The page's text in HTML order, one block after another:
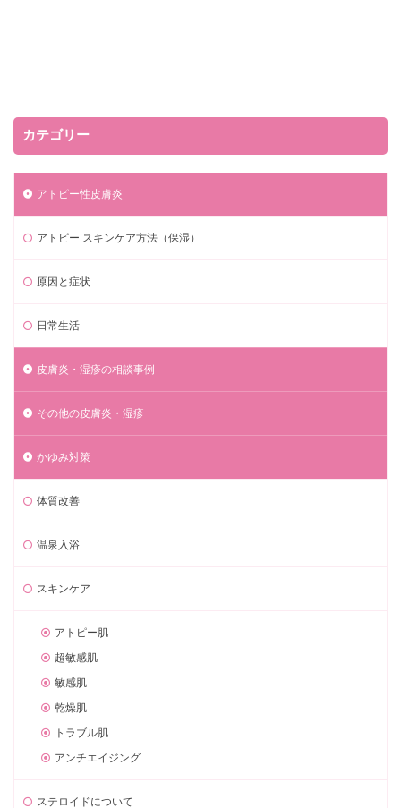
カテゴリー
アトピー性皮膚炎
アトピー スキンケア方法（保湿）
原因と症状
日常生活
皮膚炎・湿疹の相談事例
その他の皮膚炎・湿疹
かゆみ対策
体質改善
温泉入浴
スキンケア
アトピー肌
超敏感肌
敏感肌
乾燥肌
トラブル肌
アンチエイジング
ステロイドについて